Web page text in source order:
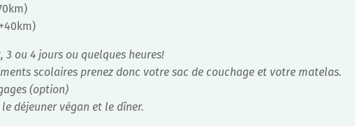
3 ou 4 jours ou quelques heures!
scolaires prenez donc votre sac de couchage et votre matelas.
(option)
déjeuner végan et le dîner.